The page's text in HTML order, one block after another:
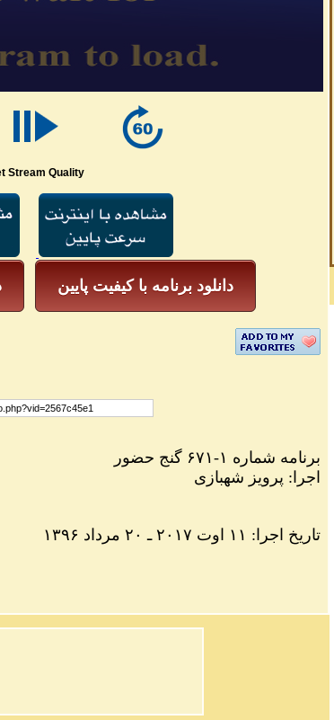
Stream Quality
دانلود برنامه با کیفیت پایین
برنامه شماره ۱-۶۷۱ گنج حضور
اجرا: پرویز شهبازی
۱۳۹۶ تاریخ اجرا: ۱۱ اوت ۲۰۱۷ ـ ۲۰ مرداد